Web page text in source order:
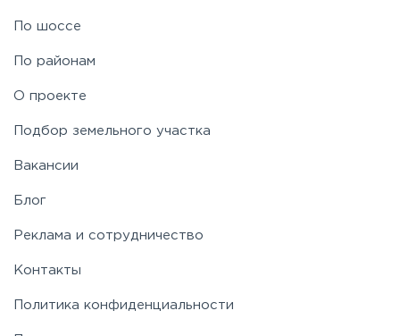
По шоссе
По районам
О проекте
Подбор земельного участка
Вакансии
Блог
Реклама и сотрудничество
Контакты
Политика конфиденциальности